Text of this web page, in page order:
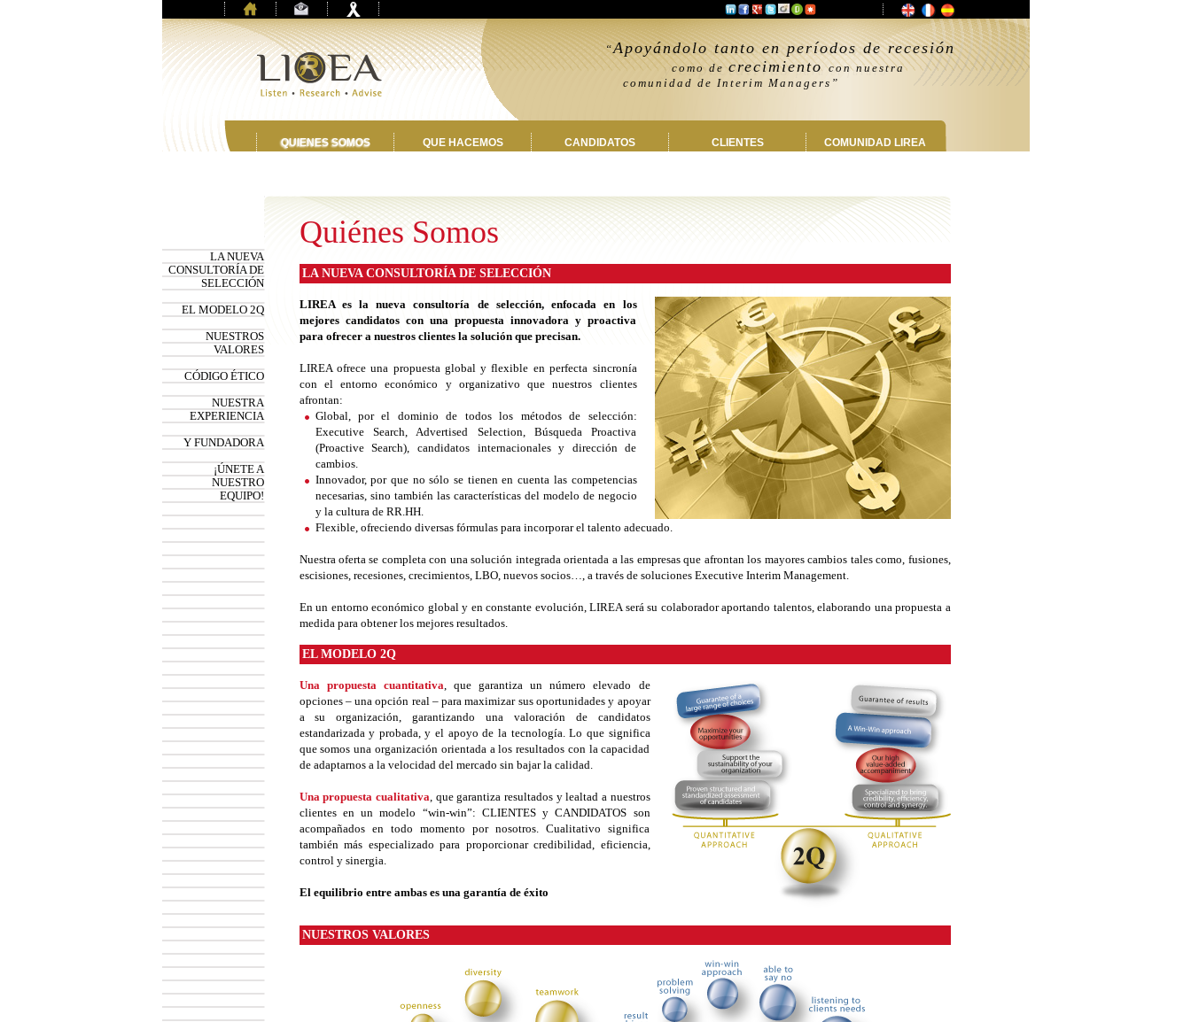
“Apoyándolo tanto en períodos de recesión
como decrecimientocon nuestra
comunidad de Interim Managers”
QUIENES SOMOS QUE HACEMOS CANDIDATOS CLIENTES COMUNIDAD LIREA
LA NUEVA
CONSULTORÍA DE
SELECCIÓN
EL MODELO 2Q
NUESTROS
VALORES
CÓDIGO ÉTICO
NUESTRA
EXPERIENCIA
Y FUNDADORA
¡ÚNETE A
NUESTRO
EQUIPO!
Quiénes Somos
LA NUEVA CONSULTORÍA DE SELECCIÓN
LIREA es la nueva consultoría de selección, enfocada en los
mejores candidatos con una propuesta innovadora y proactiva
para ofrecer a nuestros clientes la solución que precisan.
LIREA ofrece una propuesta global y flexible en perfecta sincronía
con el entorno económico y organizativo que nuestros clientes
afrontan:
Global, por el dominio de todos los métodos de selección:
Executive Search, Advertised Selection, Búsqueda Proactiva
(Proactive Search), candidatos internacionales y dirección de
cambios.
Innovador, por que no sólo se tienen en cuenta las competencias
necesarias, sino también las características del modelo de negocio
y la cultura de RR.HH.
Flexible, ofreciendo diversas fórmulas para incorporar el talento adecuado.
Nuestra oferta se completa con una solución integrada orientada a las empresas que afrontan los mayores cambios tales como, fusiones,
escisiones, recesiones, crecimientos, LBO, nuevos socios…, a través de soluciones Executive Interim Management.
En un entorno económico global y en constante evolución, LIREA será su colaborador aportando talentos, elaborando una propuesta a
medida para obtener los mejores resultados.
EL MODELO 2Q
Una propuesta cuantitativa, que garantiza un número elevado de
opciones – una opción real – para maximizar sus oportunidades y apoyar
a su organización, garantizando una valoración de candidatos
estandarizada y probada, y el apoyo de la tecnología. Lo que significa
que somos una organización orientada a los resultados con la capacidad
de adaptarnos a la velocidad del mercado sin bajar la calidad.
Una propuesta cualitativa, que garantiza resultados y lealtad a nuestros
clientes en un modelo “win-win”: CLIENTES y CANDIDATOS son
acompañados en todo momento por nosotros. Cualitativo significa
también más especializado para proporcionar credibilidad, eficiencia,
control y sinergia.
El equilibrio entre ambas es una garantía de éxito
NUESTROS VALORES